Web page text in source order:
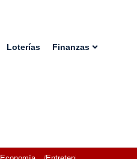
Loterías Finanzas